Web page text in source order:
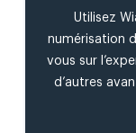
Utilisez
numérisation
vous sur
d’autres